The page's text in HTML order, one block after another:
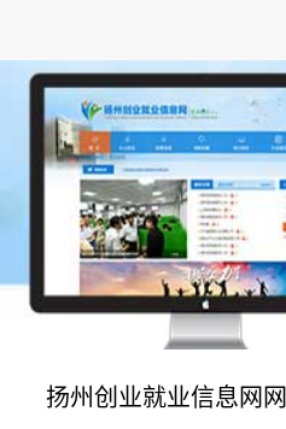
扬州创业就业信息网